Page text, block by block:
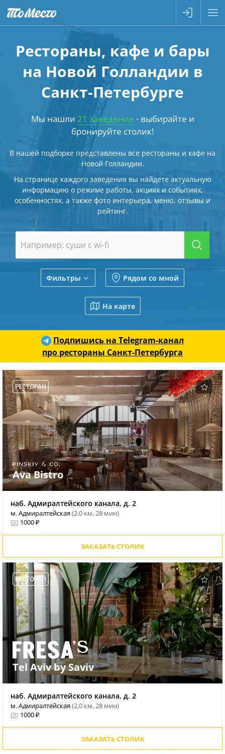
Рестораны, кафе и бары
на Новой Голландии в
Санкт-Петербурге
Мы нашли 21 заведение - выбирайте и
бронируйте столик!
В нашей подборке представлены все рестораны и кафе на
Новой Голландии.
На странице каждого заведения вы найдете актуальную
информацию о режиме работы, акциях и событиях,
особенностях, а также фото интерьера, меню, отзывы и
рейтинг.
Фильтры Рядом со мной
На карте
Подпишись на Telegram-канал
про рестораны Санкт-Петербурга
РЕСТОРАН
Ava Bistro
наб. Адмиралтейского канала, д. 2
м. Адмиралтейская(2.0 км, 28 мин)
1000 ₽
ЗАКАЗАТЬ СТОЛИК
РЕСТОРАН
Tel Aviv by Saviv
наб. Адмиралтейского канала, д. 2
м. Адмиралтейская(2.0 км, 28 мин)
1000 ₽
ЗАКАЗАТЬ СТОЛИК